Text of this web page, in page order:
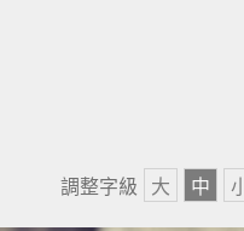
調整字級 大 中